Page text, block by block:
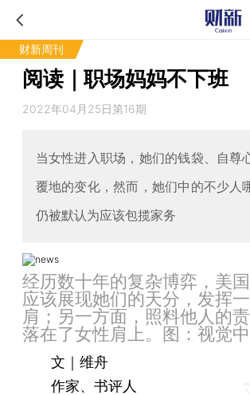
财新周刊
阅读｜职场妈妈不下班
2022年04月25日第16期
当女性进入职场，她们的钱袋、自尊
覆地的变化，然而，她们中的不少人
仍被默认为应该包揽家务
经历数十年的复杂博弈，美
应该展现她们的天分，发挥
肩；另一方面，照料他人的
落在了女性肩上。图：视觉
文｜维舟
作家、书评人